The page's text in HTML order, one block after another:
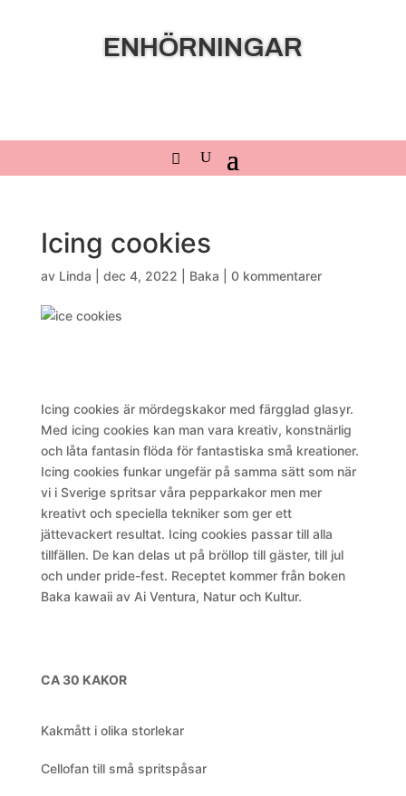
ENHÖRNINGAR
Icing cookies
av Linda dec 4, 2022 Baka 0 kommentarer
Icing cookies är mördegskakor med färgglad glasyr.
Med icing cookies kan man vara kreativ, konstnärlig
och låta fantasin flöda för fantastiska små kreationer.
Icing cookies funkar ungefär på samma sätt som när
vi i Sverige spritsar våra pepparkakor men mer
kreativt och speciella tekniker som ger ett
jättevackert resultat. Icing cookies passar till alla
tillfällen. De kan delas ut på bröllop till gäster, till jul
och under pride-fest. Receptet kommer från boken
Baka kawaii av Ai Ventura, Natur och Kultur.
CA 30 KAKOR
Kakmått i olika storlekar
Cellofan till små spritspåsar